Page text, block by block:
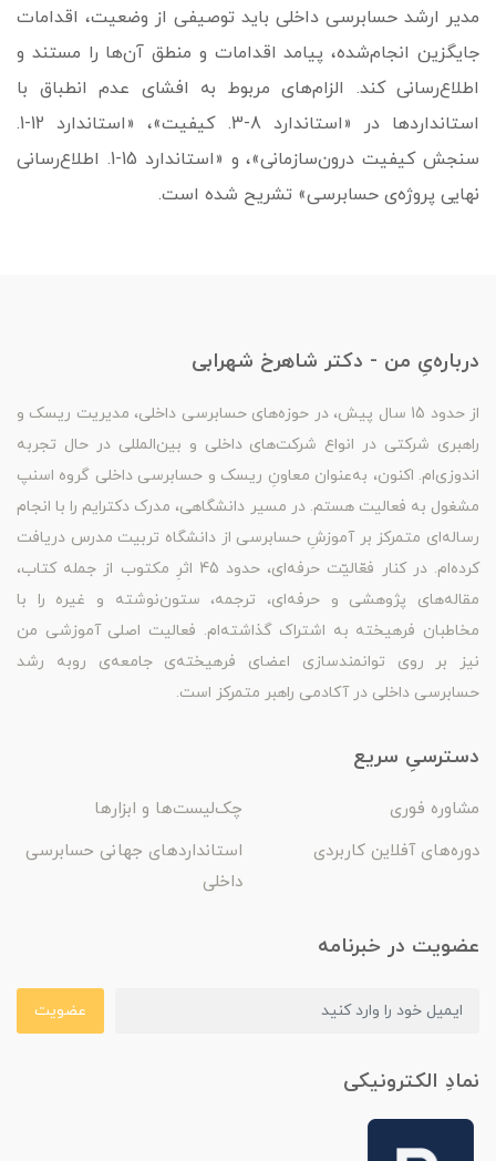
مدیر ارشد حسابرسی داخلی باید توصیفی از وضعیت، اقدامات
جایگزین انجام‌­شده، پیامد اقدامات و منطق آن‌­ها را مستند و
اطلاع‌رسانی کند. الزام‌­های مربوط به افشای عدم انطباق با
استانداردها در «استاندارد 8-3. کیفیت»، «استاندارد 12-1.
سنجش کیفیت درون‌سازمانی»، و «استاندارد 15-1. اطلاع­‌رسانی
نهایی پروژه‌ی حسابرسی» تشریح شده است.
درباره‌یِ من - دکتر شاهرخ شهرابی
از حدود 15 سال پیش، در حوزه‌های حسابرسی داخلی، مدیریت ریسک و
راهبری شرکتی در انواع شرکت‌های داخلی و بین‌المللی در حال تجربه
اندوزی‌ام. اکنون، به‌عنوان معاونِ ریسک و حسابرسی داخلی گروه اسنپ
مشغول به فعالیت هستم. در مسیر دانشگاهی، مدرک دکترایم را با انجام
رساله‌ای متمرکز بر آموزشِ حسابرسی از دانشگاه تربیت مدرس دریافت
کرده‌ام. در کنار فعّالیّت حرفه‌ای، حدود 45 اثرِ مکتوب از جمله کتاب،
مقاله‌های پژوهشی و حرفه‌ای، ترجمه، ستون‌نوشته و غیره را با
مخاطبان فرهیخته به اشتراک گذاشته‌ام. فعالیت اصلی آموزشی من
نیز بر روی توانمندسازی اعضای فرهیخته‌ی جامعه‌ی روبه رشد
حسابرسی داخلی در آکادمی راهبر متمرکز است.
دسترسیِ سریع
مشاوره فوری
چک‌لیست‌ها و ابزارها
دوره‌های آفلاین کاربردی
استانداردهای جهانی حسابرسی
داخلی
عضویت در خبرنامه
عضویت
نمادِ الکترونیکی